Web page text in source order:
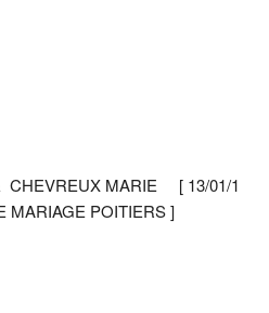
CHEVREUX MARIE [ 13/01/1
POITIERS ]